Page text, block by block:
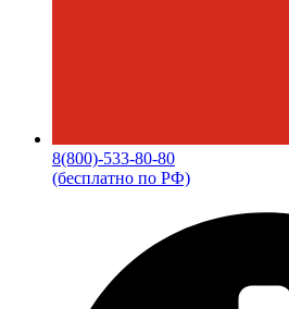
8(800)-533-80-80
(бесплатно по РФ)